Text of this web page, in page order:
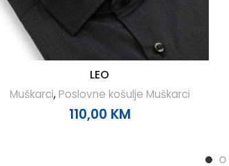
LEO
Muškarci,Poslovne košulje Muškarci
110,00 KM